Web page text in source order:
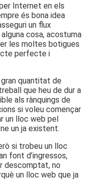
Internet en els
és bona idea
un flux
cosa, acostuma
les moltes botigues
perfecte i
gran quantitat de
que heu de dur a
als rànquings de
si voleu començar
un lloc web pel
un ja existent.
si trobeu un lloc
font d’ingressos,
descomptat, no
un lloc web que ja